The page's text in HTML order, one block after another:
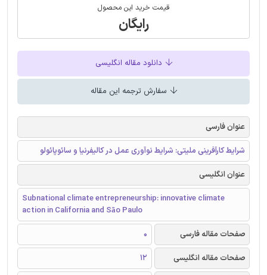
قیمت خرید این محصول
رایگان
دانلود مقاله انگلیسی
سفارش ترجمه این مقاله
عنوان فارسی
شرایط کارآفرینی ملیتی: شرایط نوآوری عمل در کالیفرنیا و سائوپائولو
عنوان انگلیسی
Subnational climate entrepreneurship: innovative climate
action in California and São Paulo
صفحات مقاله فارسی
0
صفحات مقاله انگلیسی
12